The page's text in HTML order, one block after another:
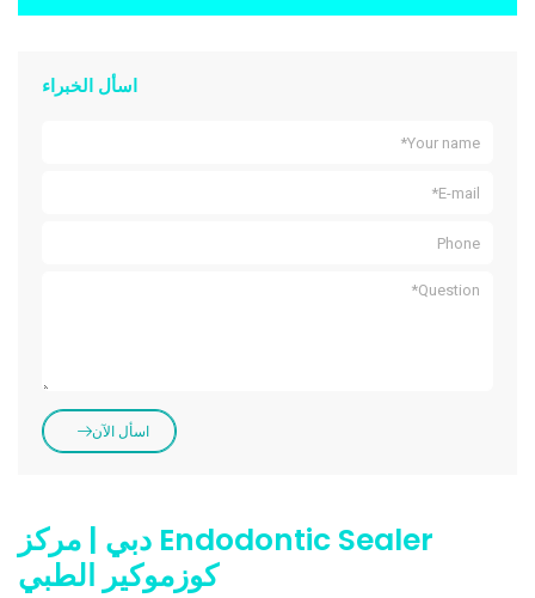
اسأل الخبراء
اسأل الآن
Endodontic Sealer دبي | مركز
كوزموكير الطبي